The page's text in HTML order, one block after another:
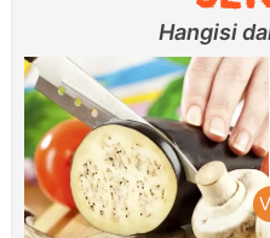
Hangisi